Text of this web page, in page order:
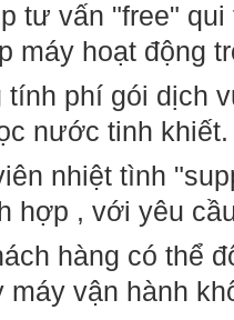
tư vấn "free"
máy hoạt động
tính phí gói dịch
nước tinh khiết.
nhiệt tình
hợp , với yêu
hàng có thể
máy vận hành